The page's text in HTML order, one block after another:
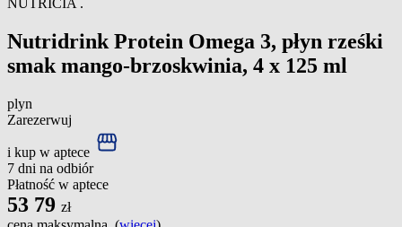
NUTRICIA .
Nutridrink Protein Omega 3, płyn rześki
smak mango-brzoskwinia, 4 x 125 ml
plyn
Zarezerwuj
i kup w aptece
7 dni na odbiór
Płatność w aptece
53 79 zł